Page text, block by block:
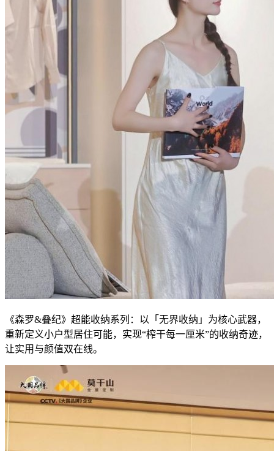
《森罗&叠纪》超能收纳系列：以「无界收纳」为核心武器，
重新定义小户型居住可能，实现“榨干每一厘米”的收纳奇迹，
让实用与颜值双在线。